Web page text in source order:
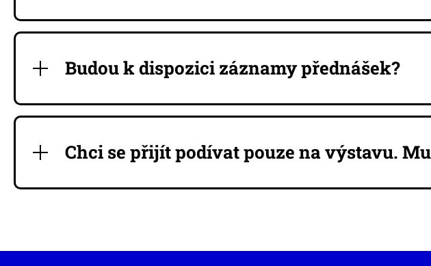
Budou k dispozici záznamy přednášek?
Chci se přijít podívat pouze na výstavu.